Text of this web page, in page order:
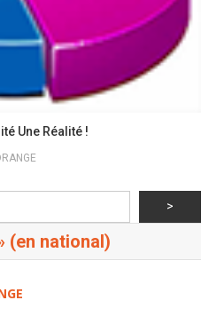
Une Réalité !
>
(en national)